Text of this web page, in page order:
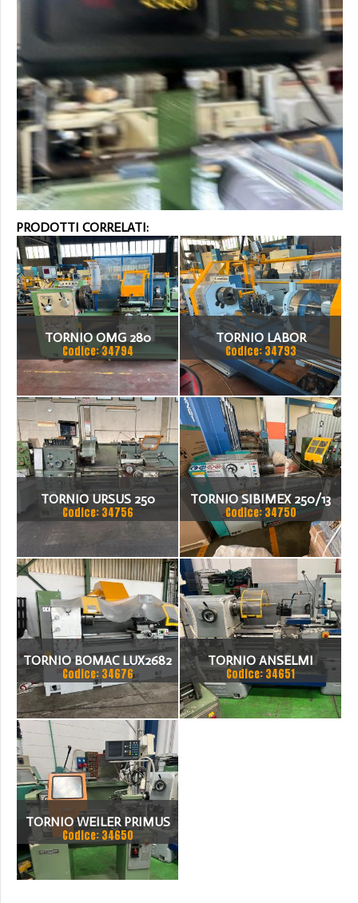
PRODOTTI CORRELATI:
TORNIO OMG 280
Codice: 34794
TORNIO LABOR
Codice: 34793
TORNIO URSUS 250
Codice: 34756
TORNIO SIBIMEX 250/13
Codice: 34750
TORNIO BOMAC LUX2682
Codice: 34676
TORNIO ANSELMI
Codice: 34651
TORNIO WEILER PRIMUS
Codice: 34650